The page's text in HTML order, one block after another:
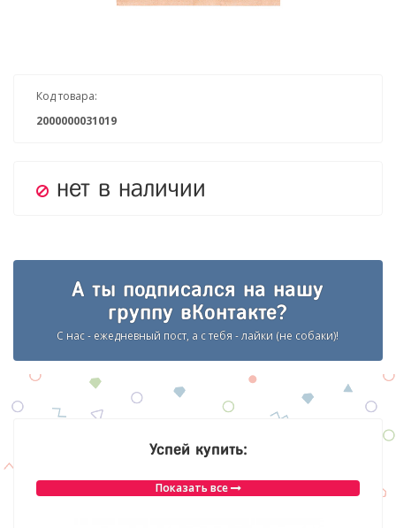
Код товара:
2000000031019
нет в наличии
А ты подписался на нашу
группу вКонтакте?
С нас - ежедневный пост, а с тебя - лайки (не собаки)!
Успей купить:
Показать все